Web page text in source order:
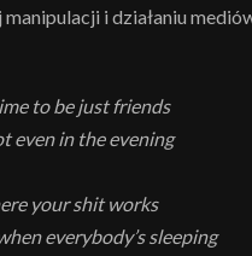
i działaniu
to be just friends
even in the evening
your shit works
everybody’s sleeping